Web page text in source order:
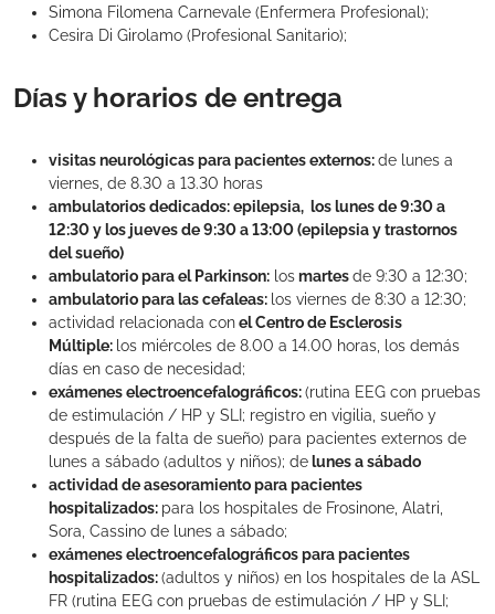
Simona Filomena Carnevale (Enfermera Profesional);
Cesira Di Girolamo (Profesional Sanitario);
Días y horarios de entrega
visitas neurológicas para pacientes externos:de lunes a
viernes, de 8.30 a 13.30 horas
ambulatorios dedicados: epilepsia, los lunes de 9:30 a
12:30 y los jueves de 9:30 a 13:00(epilepsia y trastornos
del sueño)
ambulatorio para el Parkinson: losmartesde 9:30 a 12:30;
ambulatorio para las cefaleas: los viernes de 8:30 a 12:30;
actividad relacionada conelCentro de Esclerosis
Múltiple: los miércoles de 8.00 a 14.00 horas, los demás
días en caso de necesidad;
exámenes electroencefalográficos:(rutina EEG con pruebas
de estimulación / HP y SLI; registro en vigilia, sueño y
después de la falta de sueño) para pacientes externos de
lunes a sábado (adultos y niños); de lunes a sábado
actividad de asesoramiento para pacientes
hospitalizados: para los hospitales de Frosinone, Alatri,
Sora, Cassino de lunes a sábado;
exámenes electroencefalográficos para pacientes
hospitalizados:(adultos y niños) en los hospitales de la ASL
FR (rutina EEG con pruebas de estimulación / HP y SLI;